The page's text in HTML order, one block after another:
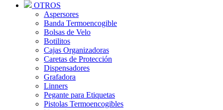
OTROS
Aspersores
Banda Termoencogible
Bolsas de Velo
Botilitos
Cajas Organizadoras
Caretas de Protección
Dispensadores
Grafadora
Linners
Pegante para Etiquetas
Pistolas Termoencogibles